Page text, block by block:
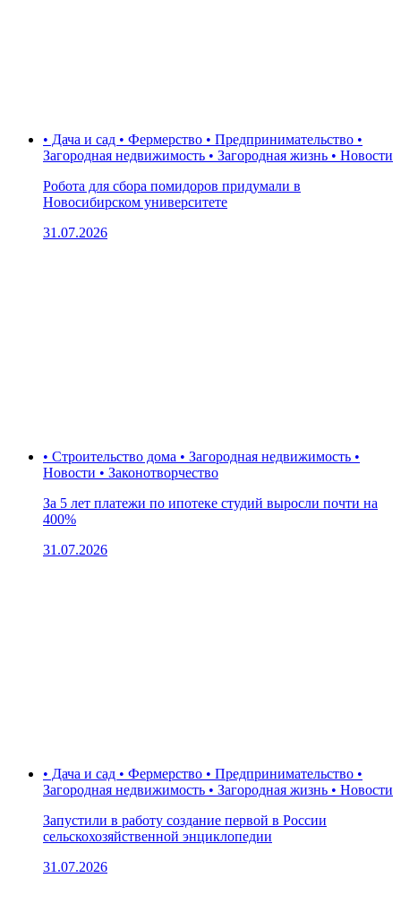
• Дача и сад • Фермерство • Предпринимательство •
Загородная недвижимость • Загородная жизнь • Новости
Робота для сбора помидоров придумали в
Новосибирском университете
31.07.2026
• Строительство дома • Загородная недвижимость •
Новости • Законотворчество
За 5 лет платежи по ипотеке студий выросли почти на
400%
31.07.2026
• Дача и сад • Фермерство • Предпринимательство •
Загородная недвижимость • Загородная жизнь • Новости
Запустили в работу создание первой в России
сельскохозяйственной энциклопедии
31.07.2026